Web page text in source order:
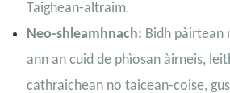
Taighean-altraim.
Neo-shleamhnach: Bidh pàirtean
ann an cuid de phìosan àirneis,
cathraichean no taicean-coise,